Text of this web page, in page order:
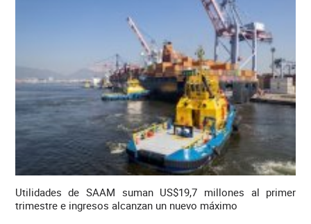
Utilidades de SAAM suman US$19,7 millones al primer
trimestre e ingresos alcanzan un nuevo máximo